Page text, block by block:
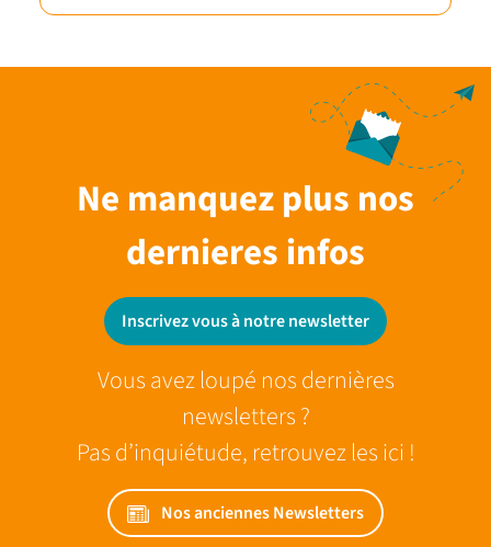
Ne manquez plus nos
dernieres infos
Inscrivez vous à notre newsletter
Vous avez loupé nos dernières
newsletters ?
Pas d’inquiétude, retrouvez les ici !
Nos anciennes Newsletters